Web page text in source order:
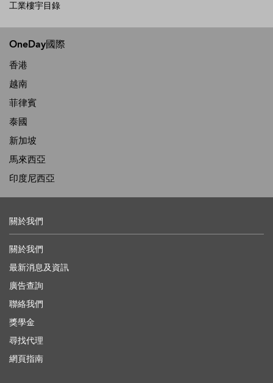
工業樓宇目錄
OneDay國際
香港
越南
菲律賓
泰國
新加坡
馬來西亞
印度尼西亞
關於我們
關於我們
最新消息及資訊
廣告查詢
聯絡我們
獎學金
尋找代理
網頁指南